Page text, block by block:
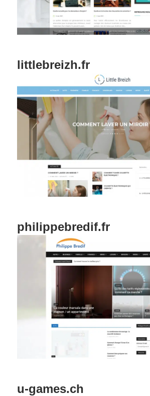
littlebreizh.fr
philippebredif.fr
u-games.ch